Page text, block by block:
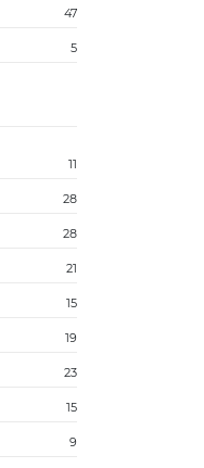
47
5
11
28
28
21
15
19
23
15
9